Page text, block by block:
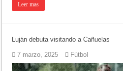
Leer mas
Luján debuta visitando a Cañuelas
7 marzo, 2025 Fútbol